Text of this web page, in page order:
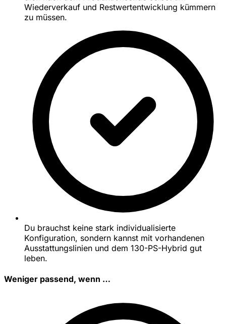
Wiederverkauf und Restwertentwicklung kümmern
zu müssen.
Du brauchst keine stark individualisierte
Konfiguration, sondern kannst mit vorhandenen
Ausstattungslinien und dem 130-PS-Hybrid gut
leben.
Weniger passend, wenn …